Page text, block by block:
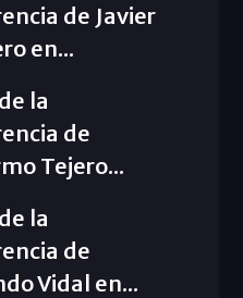
de Javier
en...
la
de
Tejero...
la
de
Vidal en...